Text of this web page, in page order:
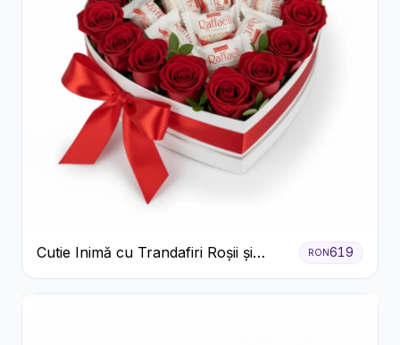
Cutie Inimă cu Trandafiri Roșii și
Bomboane Raffaello
RON619